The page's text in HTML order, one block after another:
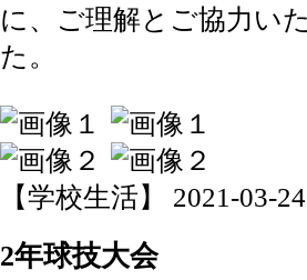
に、ご理解とご協力い
た。
【学校生活】 2021-03-
2年球技大会